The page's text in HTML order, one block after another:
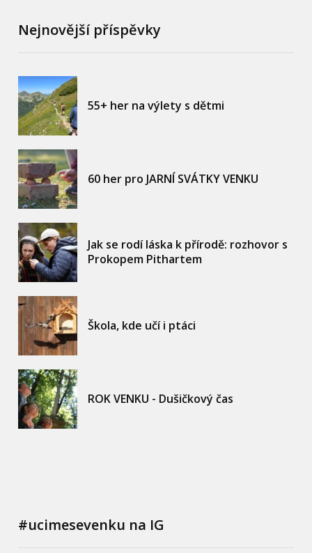
Nejnovější příspěvky
55+ her na výlety s dětmi
60 her pro JARNÍ SVÁTKY VENKU
Jak se rodí láska k přírodě: rozhovor s
Prokopem Pithartem
Škola, kde učí i ptáci
ROK VENKU - Dušičkový čas
#ucimesevenku na IG